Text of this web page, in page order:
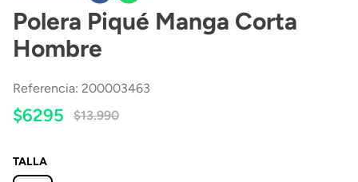
Polera Piqué Manga Corta
Hombre
Referencia: 200003463
$6295 $13.990
TALLA